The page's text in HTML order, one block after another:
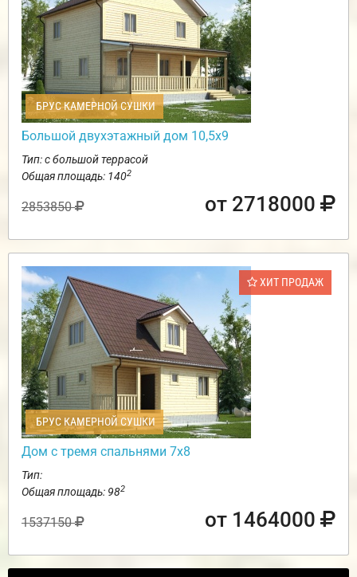
БРУС КАМЕРНОЙ СУШКИ
Большой двухэтажный дом 10,5х9
Тип: с большой террасой
Общая площадь: 1402
2853850 от 2718000
ХИТ ПРОДАЖ
БРУС КАМЕРНОЙ СУШКИ
Дом с тремя спальнями 7х8
Тип:
Общая площадь: 982
1537150 от 1464000